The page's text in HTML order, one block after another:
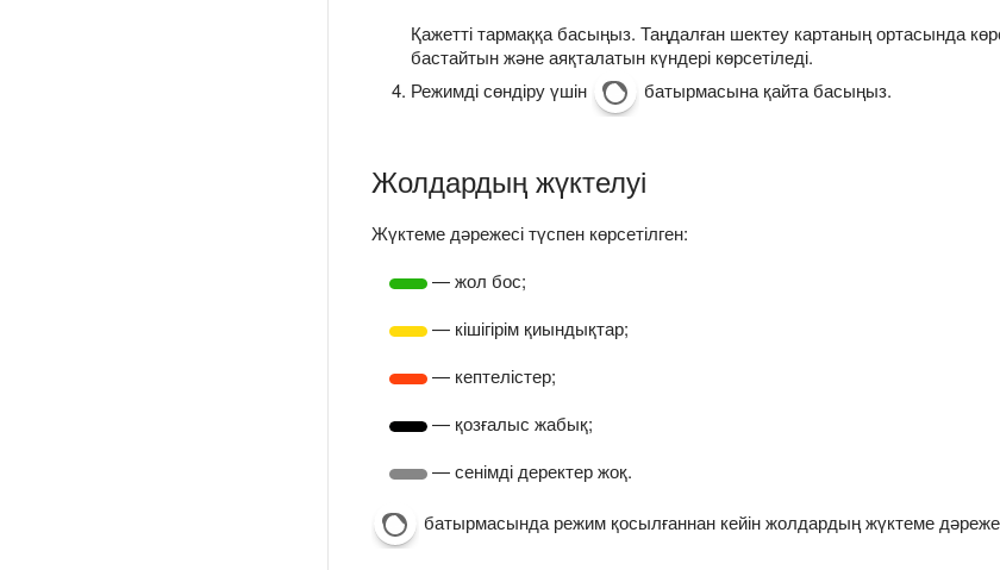
Қажетті тармаққа басыңыз. Таңдалған шектеу картаның ортасында
бастайтын және аяқталатын күндері көрсетіледі.
Режимді сөндіру үшін
батырмасына қайта басыңыз.
Жолдардың жүктелуі
Жүктеме дәрежесі түспен көрсетілген:
— жол бос;
— кішігірім қиындықтар;
— кептелістер;
— қозғалыс жабық;
— сенімді деректер жоқ.
батырмасында режим қосылғаннан кейін жолдардың жүктеме